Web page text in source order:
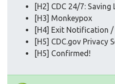
[H2] CDC 24/7:
[H3] Monkeypox
[H4] Exit Notification
[H5] CDC.gov Privacy
[H5] Confirmed!